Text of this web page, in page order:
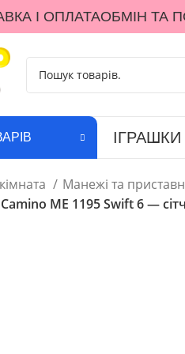
І ОПЛАТАОБМІН ТА
Манежі та
ME 1195 Swift 6 —